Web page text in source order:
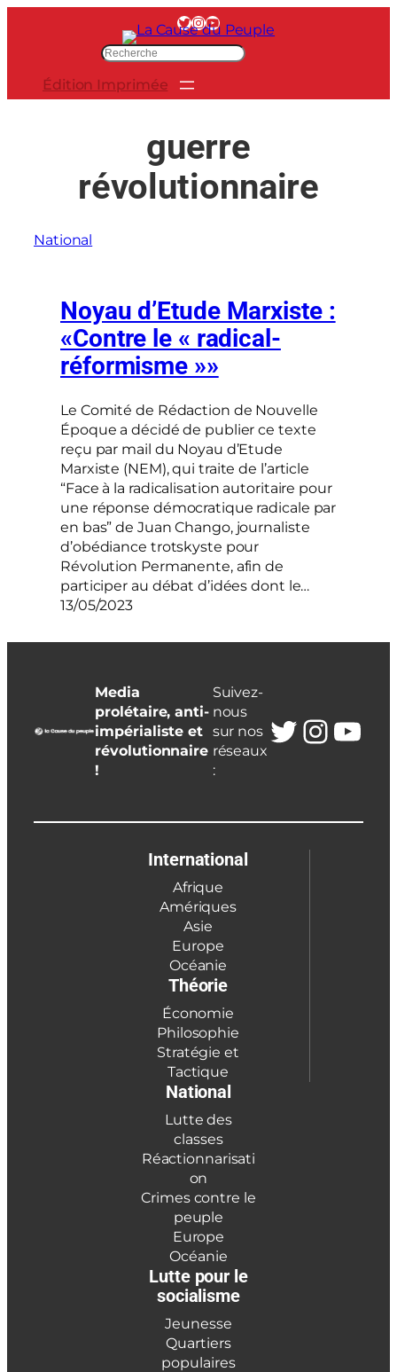
Twitter InstagramYouTube
Édition Imprimée
guerre
révolutionnaire
National
Noyau d’Etude Marxiste :
«Contre le « radical-
réformisme »»
Le Comité de Rédaction de Nouvelle
Époque a décidé de publier ce texte
reçu par mail du Noyau d’Etude
Marxiste (NEM), qui traite de l’article
“Face à la radicalisation autoritaire pour
une réponse démocratique radicale par
en bas” de Juan Chango, journaliste
d’obédiance trotskyste pour
Révolution Permanente, afin de
participer au débat d’idées dont le…
13/05/2023
Media
prolétaire, anti-
impérialiste et
révolutionnaire
!
Suivez-
nous
sur nos
réseaux
:
Twitter
International
Afrique
Amériques
Asie
Europe
Océanie
Théorie
Économie
Philosophie
Stratégie et
Tactique
National
Lutte des
classes
Réactionnarisati
on
Crimes contre le
peuple
Europe
Océanie
Lutte pour le
socialisme
Jeunesse
Quartiers
populaires